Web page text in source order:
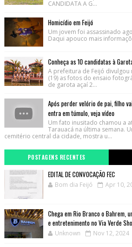
CANDIDATA A G...
Homicídio em Feijó
Um jovem foi assassinado
Daqui apouco mais
Conheça as 10 candidatas à
A prefeitura de Feijó
(19) as fotos do ensaio
de garota açaí 2...
Após perder velório de pai, filho
entra em túmulo, veja vídeo
Um fato inusitado chamou a
Tarauacá na última semana.
cemitério central da cidade, mostra u...
POSTAGENS RECENTES
EDITAL DE CONVOCAÇÃO FEC
Bom dia Feijó Apr 10,
Chega em Rio Branco o Bahrem,
e entretenimento no Via Verde
Unknown Nov 12, 2024